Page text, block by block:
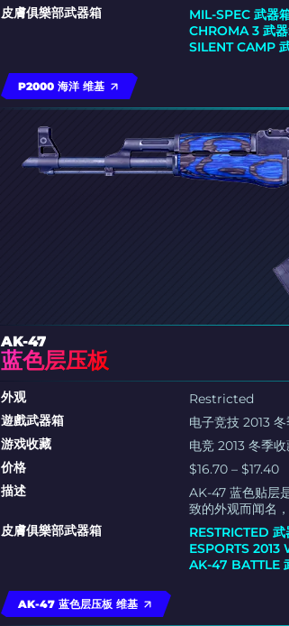
皮膚俱樂部武器箱
MIL-SPEC 武器
CHROMA 3 武
SILENT CAMP
P2000 海洋 维基
AK-47
蓝色层压板
外观
Restricted
遊戲武器箱
电子竞技 2013
游戏收藏
电竞 2013 冬季
价格
$16.70 – $17.40
描述
AK-47 蓝色贴层
致的外观而闻名
皮膚俱樂部武器箱
RESTRICTED 武
ESPORTS 2013
AK-47 BATTLE
AK-47 蓝色层压板 维基